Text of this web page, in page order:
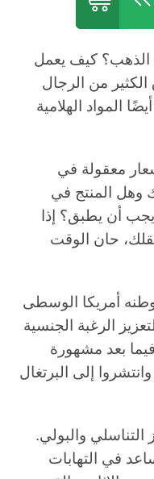
الذهب؟ كيف يعمل
من الرجال
المواد الهلامية
معقولة في
وهل المنتج في
أن يطبق؟ إذا
حان الوقت
أمريكا الوسطى
الرغبة الجنسية
بعد مشهورة
إلى البرتغال
التناسلي والبولي.
في التهابات